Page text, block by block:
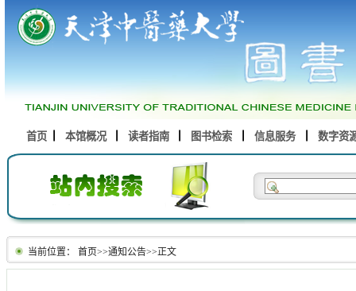
首页 本馆概况 读者指南 图书检索 信息服务 数字资
当前位置： 首页>>通知公告>>正文